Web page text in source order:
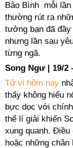
Bảo Bình mỗi
thường rút ra
tưởng bạn đã
nhưng lần sau
từng ngã.
Song Ngư | 19/2
Tử vi hôm nay
thấy không hiểu
bực dọc với
thể lí giải khiến
xung quanh.
hoặc những